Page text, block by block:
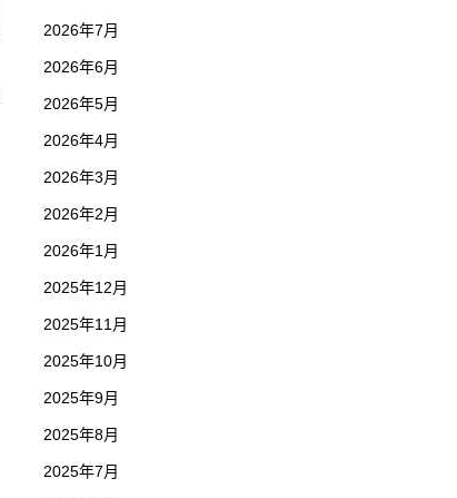
2026年7月
2026年6月
2026年5月
2026年4月
2026年3月
2026年2月
2026年1月
2025年12月
2025年11月
2025年10月
2025年9月
2025年8月
2025年7月